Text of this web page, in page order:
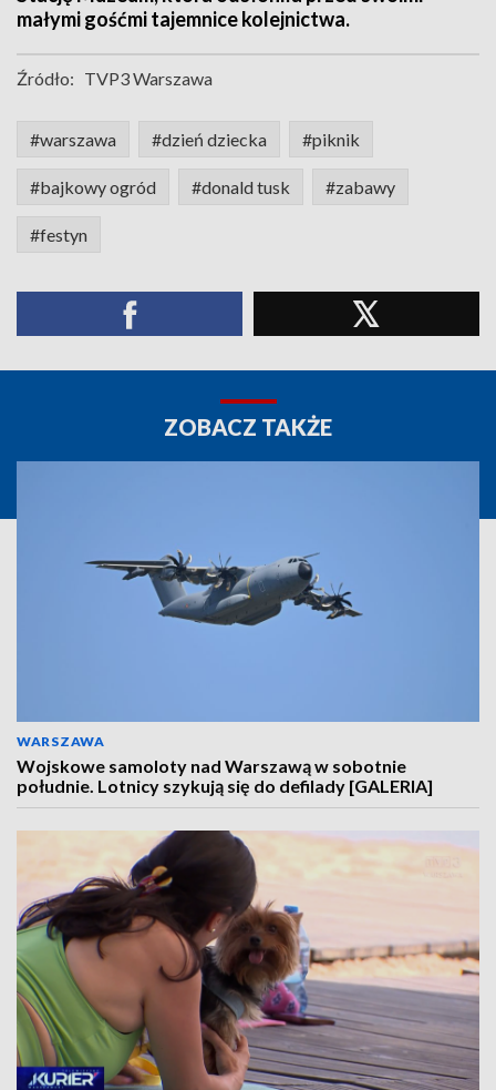
małymi gośćmi tajemnice kolejnictwa.
Źródło: TVP3 Warszawa
#warszawa #dzień dziecka #piknik
#bajkowy ogród #donald tusk #zabawy
#festyn
ZOBACZ TAKŻE
WARSZAWA
Wojskowe samoloty nad Warszawą w sobotnie
południe. Lotnicy szykują się do defilady [GALERIA]